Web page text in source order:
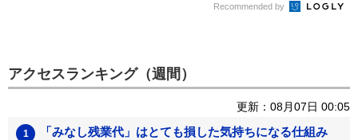
Recommended by
アクセスランキング（週間）
更新：08月07日 00:05
「みなし残業代」はとても損した気持ちになる仕組み